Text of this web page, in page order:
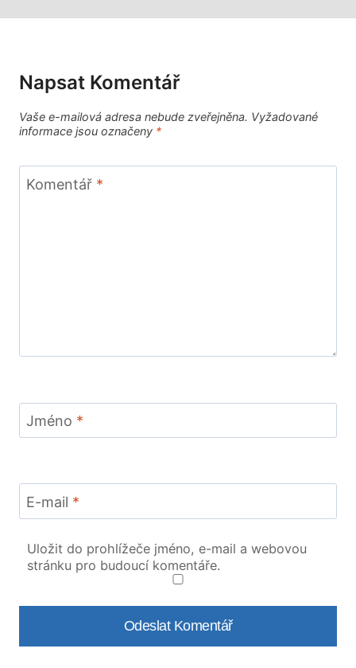
Napsat Komentář
Vaše e-mailová adresa nebude zveřejněna. Vyžadované
informace jsou označeny *
Komentář *
Jméno *
E-mail *
Uložit do prohlížeče jméno, e-mail a webovou
stránku pro budoucí komentáře.